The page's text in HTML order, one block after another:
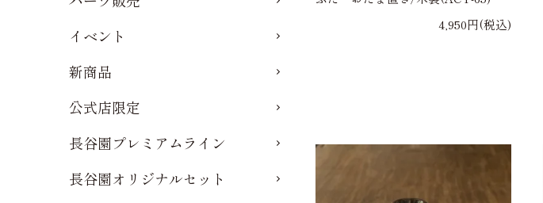
4,950円(税込)
イベント
新商品
公式店限定
長谷園プレミアムライン
長谷園オリジナルセット